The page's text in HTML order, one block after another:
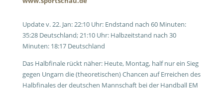
Update v. 22. Jan: 22:10 Uhr: Endstand nach 60 Minuten:
35:28 Deutschland; 21:10 Uhr: Halbzeitstand nach 30
Minuten: 18:17 Deutschland
Das Halbfinale rückt näher: Heute, Montag, half nur ein Sieg
gegen Ungarn die (theoretischen) Chancen auf Erreichen des
Halbfinales der deutschen Mannschaft bei der Handball EM